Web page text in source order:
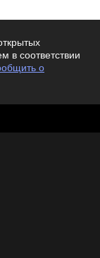
в соответствии
о